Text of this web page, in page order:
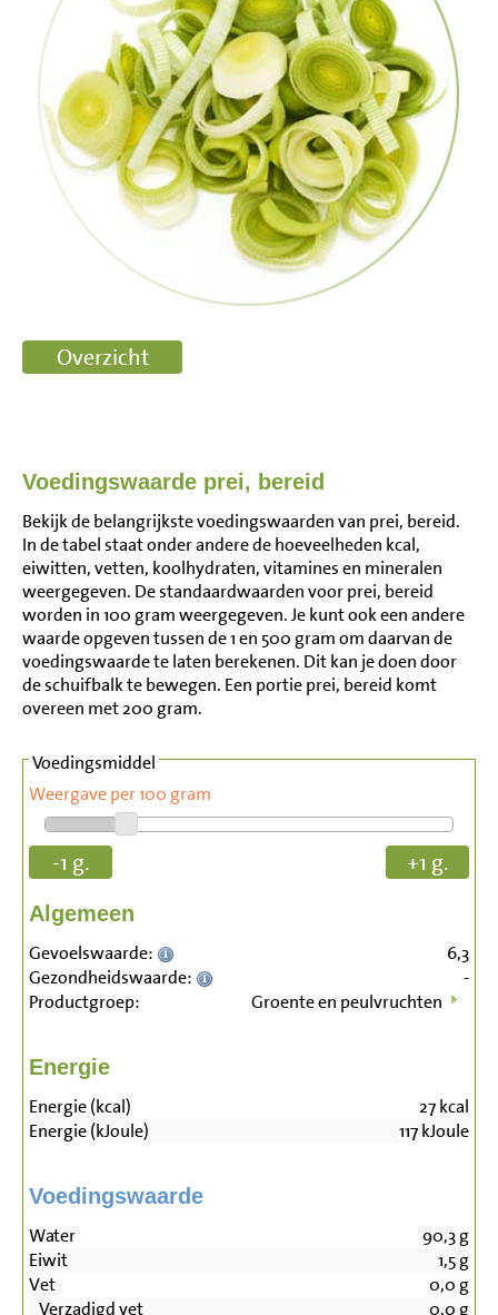
Voedingswaarde prei, bereid
Bekijk de belangrijkste voedingswaarden van prei, bereid.
In de tabel staat onder andere de hoeveelheden kcal,
eiwitten, vetten, koolhydraten, vitamines en mineralen
weergegeven. De standaardwaarden voor prei, bereid
worden in 100 gram weergegeven. Je kunt ook een andere
waarde opgeven tussen de 1 en 500 gram om daarvan de
voedingswaarde te laten berekenen. Dit kan je doen door
de schuifbalk te bewegen. Een portie prei, bereid komt
overeen met 200 gram.
Voedingsmiddel
Weergave per 100 gram
-1 g. +1 g.
Algemeen
Gevoelswaarde:
6,3
Gezondheidswaarde:
-
Productgroep:
Groente en peulvruchten
Energie
Energie (kcal) 27kcal
Energie (kJoule)
117kJoule
Voedingswaarde
Water 90,3g
Eiwit
1,5g
Vet
0,0 g
Verzadigd vet
0,0 g